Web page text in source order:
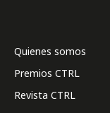
Quienes somos
Premios CTRL
Revista CTRL